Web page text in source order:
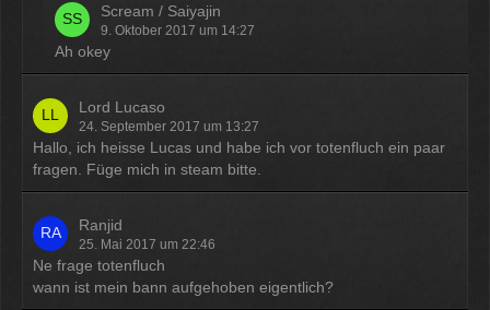
Scream / Saiyajin
9. Oktober 2017 um 14:27
Ah okey
Lord Lucaso
24. September 2017 um 13:27
Hallo, ich heisse Lucas und habe ich vor totenfluch ein paar
fragen. Füge mich in steam bitte.
Ranjid
25. Mai 2017 um 22:46
Ne frage totenfluch
wann ist mein bann aufgehoben eigentlich?